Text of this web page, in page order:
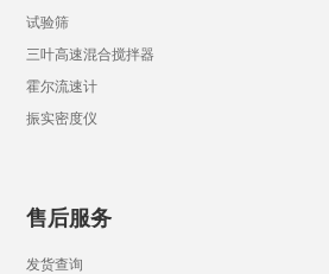
试验筛
三叶高速混合搅拌器
霍尔流速计
振实密度仪
售后服务
发货查询